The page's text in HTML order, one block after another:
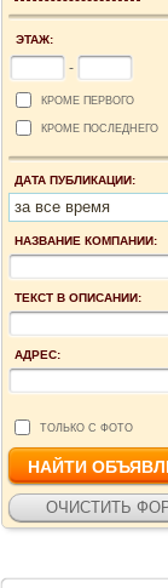
ЭТАЖ:
-
КРОМЕ ПЕРВОГО
КРОМЕ ПОСЛЕДНЕГО
ДАТА ПУБЛИКАЦИИ:
за все время
НАЗВАНИЕ КОМПАНИИ:
ТЕКСТ В ОПИСАНИИ:
АДРЕС:
ТОЛЬКО С ФОТО